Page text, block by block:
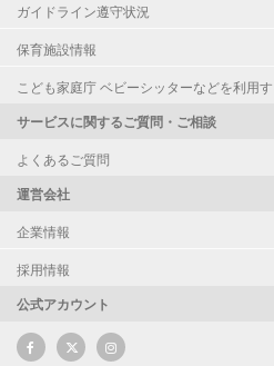
ガイドライン遵守状況
保育施設情報
こども家庭庁 ベビーシッターなどを利用
サービスに関するご質問・ご相談
よくあるご質問
運営会社
企業情報
採用情報
公式アカウント